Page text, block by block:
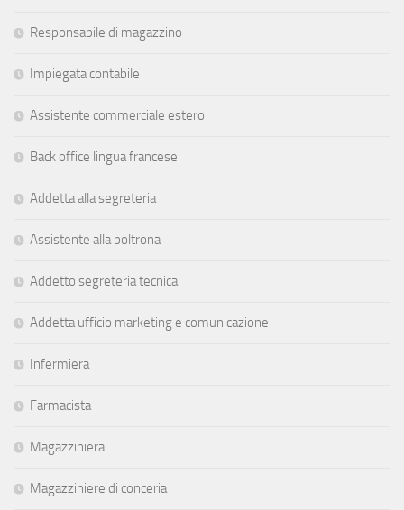
Responsabile di magazzino
Impiegata contabile
Assistente commerciale estero
Back office lingua francese
Addetta alla segreteria
Assistente alla poltrona
Addetto segreteria tecnica
Addetta ufficio marketing e comunicazione
Infermiera
Farmacista
Magazziniera
Magazziniere di conceria